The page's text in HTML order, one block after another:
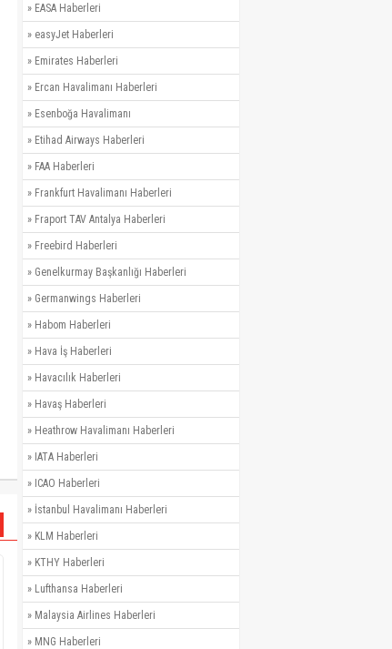
» EASA Haberleri
» easyJet Haberleri
» Emirates Haberleri
» Ercan Havalimanı Haberleri
» Esenboğa Havalimanı
» Etihad Airways Haberleri
» FAA Haberleri
» Frankfurt Havalimanı Haberleri
» Fraport TAV Antalya Haberleri
» Freebird Haberleri
» Genelkurmay Başkanlığı Haberleri
» Germanwings Haberleri
» Habom Haberleri
» Hava İş Haberleri
» Havacılık Haberleri
» Havaş Haberleri
» Heathrow Havalimanı Haberleri
» IATA Haberleri
» ICAO Haberleri
» İstanbul Havalimanı Haberleri
» KLM Haberleri
» KTHY Haberleri
» Lufthansa Haberleri
» Malaysia Airlines Haberleri
» MNG Haberleri